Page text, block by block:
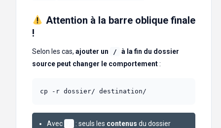
Attention à la barre oblique finale
!
Selon les cas, ajouter un /
à la fin du dossier
source peut changer le comportement:
cp -r dossier/ destination/
Avec : seuls les contenus du dossier